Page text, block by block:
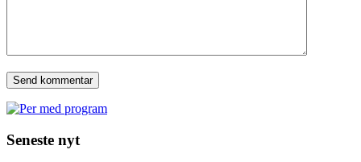
Seneste nyt